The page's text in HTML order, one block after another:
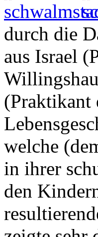
durch die
aus Israel
(Praktikant
welche
in ihrer
den